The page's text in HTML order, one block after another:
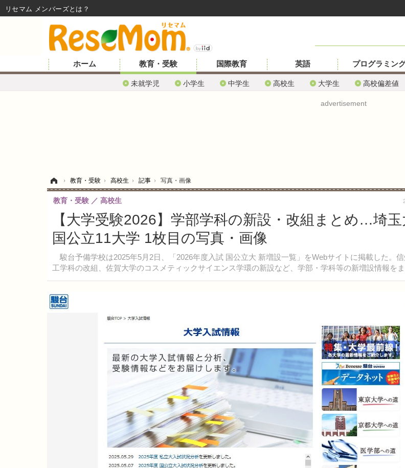
ホーム 教育・受験
未就学児 小学生 中学生 高校生 大学生 高校偏差値
国際教育 英語 プログラミン
advertisement
› 教育・受験 › 高校生 › 記事 › 写真・画像
【大学受験2026】学部学科の新設・改組まとめ…埼
国公立11大学 1枚目の写真・画像
駿台予備学校は2025年5月2日、「2026年度入試 国公立大 新増設一覧」をWebサイトに掲載した。
工学科の改組、佐賀大学のコスメティックサイエンス学環の新設など、学部・学科等の新増設情報をま
教育・受験 高校生
リセマム メンバーズ